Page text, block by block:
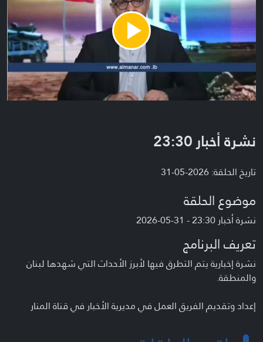
Play
Video
نشرة أخبار 23:30
تاريخ الحلقة: 2026-05-31
موضوع الحلقة
نشرة أخبار 23:30 - 31-05-2026
تعريف البرنامج
نشرة إخبارية يتم التطرق فيها لأبرز الأحداث التي شهدها لبنان
والمنطقة.
إعداد وتقديم الفريق العمل في مديرية الأخبار في قناة المنار